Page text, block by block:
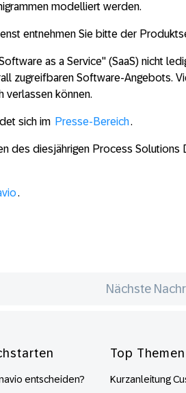
modelliert werden.
entnehmen Sie bitte der
as a Service" (SaaS) nicht
zugreifbaren Software-Angebots.
verlassen können.
sich im Presse-Bereich.
des diesjährigen Process Solutions
.
Nächste
entscheiden?
Top Themen
Kurzanleitung